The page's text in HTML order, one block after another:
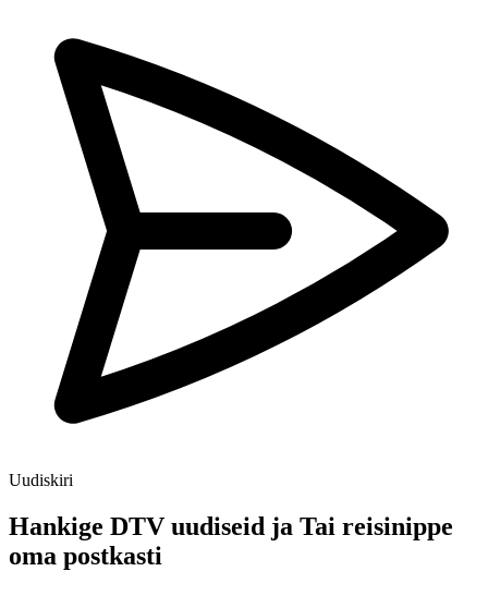
Uudiskiri
Hankige DTV uudiseid ja Tai reisinippe
oma postkasti